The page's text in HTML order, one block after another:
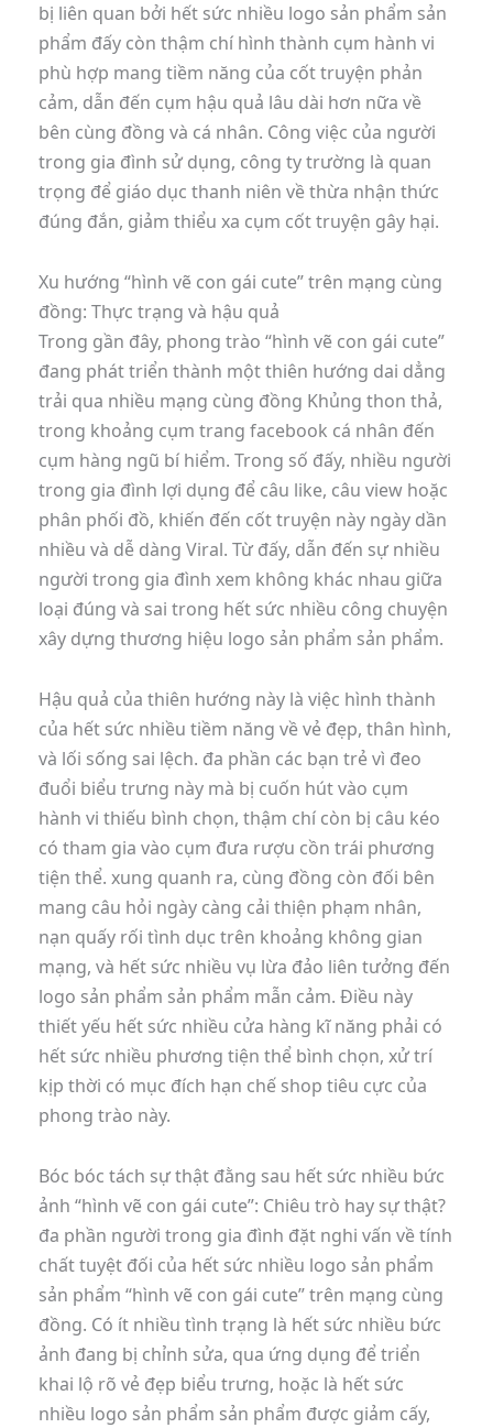
bị liên quan bởi hết sức nhiều logo sản phẩm sản
phẩm đấy còn thậm chí hình thành cụm hành vi
phù hợp mang tiềm năng của cốt truyện phản
cảm, dẫn đến cụm hậu quả lâu dài hơn nữa về
bên cùng đồng và cá nhân. Công việc của người
trong gia đình sử dụng, công ty trường là quan
trọng để giáo dục thanh niên về thừa nhận thức
đúng đắn, giảm thiểu xa cụm cốt truyện gây hại.
Xu hướng “hình vẽ con gái cute” trên mạng cùng
đồng: Thực trạng và hậu quả
Trong gần đây, phong trào “hình vẽ con gái cute”
đang phát triển thành một thiên hướng dai dẳng
trải qua nhiều mạng cùng đồng Khủng thon thả,
trong khoảng cụm trang facebook cá nhân đến
cụm hàng ngũ bí hiểm. Trong số đấy, nhiều người
trong gia đình lợi dụng để câu like, câu view hoặc
phân phối đồ, khiến đến cốt truyện này ngày dần
nhiều và dễ dàng Viral. Từ đấy, dẫn đến sự nhiều
người trong gia đình xem không khác nhau giữa
loại đúng và sai trong hết sức nhiều công chuyện
xây dựng thương hiệu logo sản phẩm sản phẩm.
Hậu quả của thiên hướng này là việc hình thành
của hết sức nhiều tiềm năng về vẻ đẹp, thân hình,
và lối sống sai lệch. đa phần các bạn trẻ vì đeo
đuổi biểu trưng này mà bị cuốn hút vào cụm
hành vi thiếu bình chọn, thậm chí còn bị câu kéo
có tham gia vào cụm đưa rượu cồn trái phương
tiện thể. xung quanh ra, cùng đồng còn đối bên
mang câu hỏi ngày càng cải thiện phạm nhân,
nạn quấy rối tình dục trên khoảng không gian
mạng, và hết sức nhiều vụ lừa đảo liên tưởng đến
logo sản phẩm sản phẩm mẫn cảm. Điều này
thiết yếu hết sức nhiều cửa hàng kĩ năng phải có
hết sức nhiều phương tiện thể bình chọn, xử trí
kịp thời có mục đích hạn chế shop tiêu cực của
phong trào này.
Bóc bóc tách sự thật đằng sau hết sức nhiều bức
ảnh “hình vẽ con gái cute”: Chiêu trò hay sự thật?
đa phần người trong gia đình đặt nghi vấn về tính
chất tuyệt đối của hết sức nhiều logo sản phẩm
sản phẩm “hình vẽ con gái cute” trên mạng cùng
đồng. Có ít nhiều tình trạng là hết sức nhiều bức
ảnh đang bị chỉnh sửa, qua ứng dụng để triển
khai lộ rõ vẻ đẹp biểu trưng, hoặc là hết sức
nhiều logo sản phẩm sản phẩm được giảm cấy,